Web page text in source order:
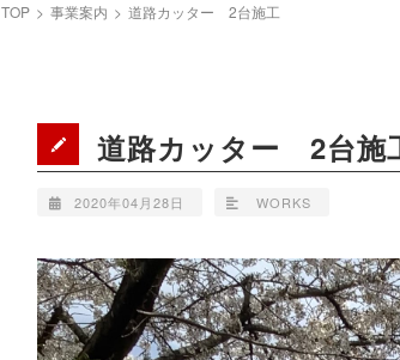
TOP > 事業案内 > 道路カッター 2台施工
道路カッター 2台施
2020年04月28日 WORKS